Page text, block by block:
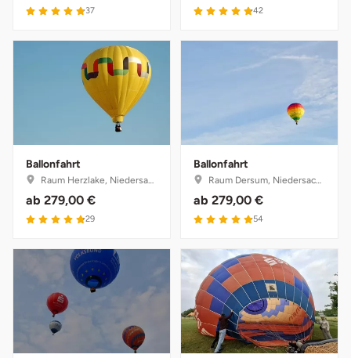
4.9 von 5
37
4.8 von 5
42
Ballonfahrt
Raum Herzlake, Niedersachsen
ab 279,00 €
4.8 von 5
29
Ballonfahrt
Raum Dersum, Niedersachsen
ab 279,00 €
4.9 von 5
54